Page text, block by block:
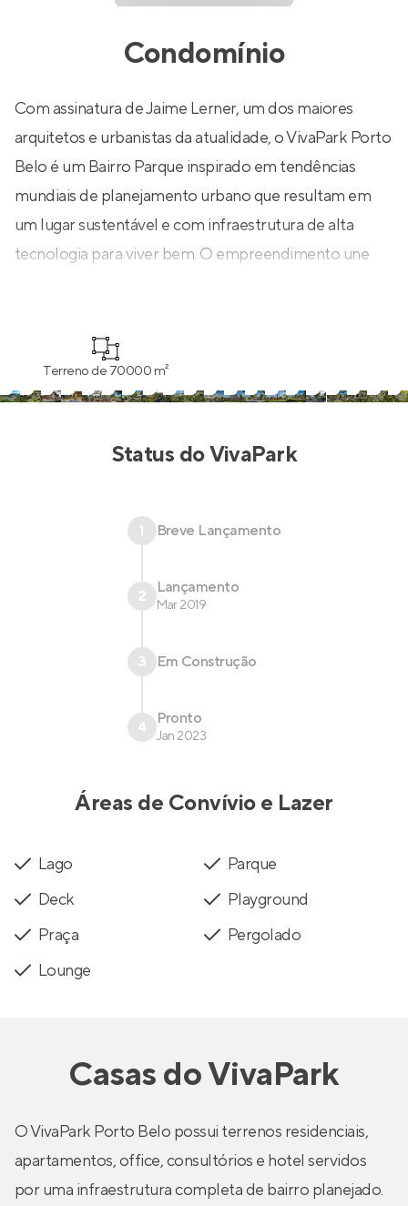
Condomínio
Com assinatura de Jaime Lerner, um dos maiores
arquitetos e urbanistas da atualidade, o VivaPark Porto
Belo é um Bairro Parque inspirado em tendências
mundiais de planejamento urbano que resultam em
um lugar sustentável e com infraestrutura de alta
tecnologia para viver bem. O empreendimento une
proporcionando contato direto com a natureza!
Terreno de 70000 m²
Status doVivaPark
1 Breve Lançamento
2 Lançamento
Mar 2019
3 Em Construção
4 Pronto
Jan 2023
Áreas de Convívio e Lazer
Lago
Parque
Deck
Playground
Praça
Pergolado
Lounge
CasasdoVivaPark
O VivaPark Porto Belo possui terrenos residenciais,
apartamentos, office, consultórios e hotel servidos
por uma infraestrutura completa de bairro planejado.